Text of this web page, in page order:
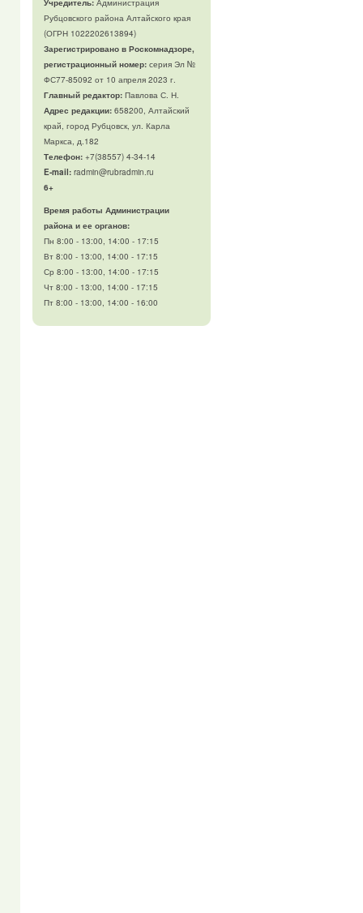
Рубцовского района Алтайского края
(ОГРН 1022202613894)
Зарегистрировано в Роскомнадзоре,
регистрационный номер:серия Эл №
ФС77-85092 от 10 апреля 2023 г.
Главный редактор:Павлова С. Н.
Адрес редакции:658200, Алтайский
край, город Рубцовск, ул. Карла
Маркса, д.182
Телефон:+7(38557) 4-34-14
E-mail:radmin@rubradmin.ru
6+
Время работы Администрации
района и ее органов:
Пн 8:00 - 13:00, 14:00 - 17:15
Вт 8:00 - 13:00, 14:00 - 17:15
Ср 8:00 - 13:00, 14:00 - 17:15
Чт 8:00 - 13:00, 14:00 - 17:15
Пт 8:00 - 13:00, 14:00 - 16:00